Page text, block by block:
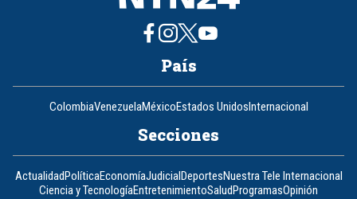
País
ColombiaVenezuelaMéxicoEstados UnidosInternacional
Secciones
ActualidadPolíticaEconomíaJudicialDeportesNuestra Tele Internacional
Ciencia y TecnologíaEntretenimientoSaludProgramasOpinión